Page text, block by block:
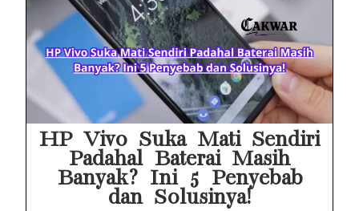
Baterai Apple Watch Cepat Boros? Ini Penyebab dan Cara Mengatasinya
HP Huawei Cepat Panas? Ini Penyebab Utama dan Cara Mengatasinya
HP Realme Kena Air Tidak Bisa Dicas? Jangan Langsung Charge, Ini Solusinya
HP Vivo Suka Mati Sendiri
Padahal Baterai Masih
Banyak? Ini 5 Penyebab
dan Solusinya!